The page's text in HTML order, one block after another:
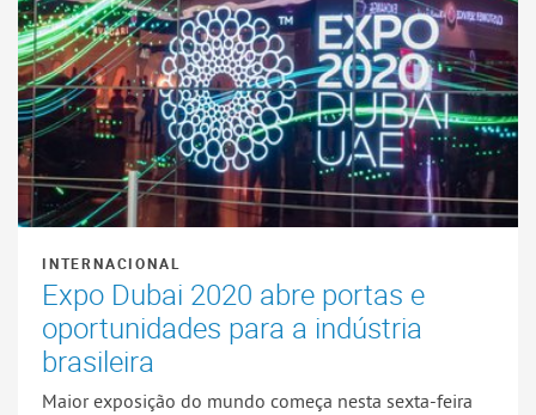
INTERNACIONAL
Expo Dubai 2020 abre portas e
oportunidades para a indústria
brasileira
Maior exposição do mundo começa nesta sexta-feira